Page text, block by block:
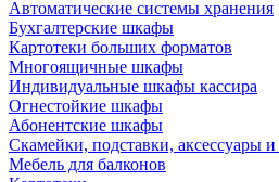
Автоматические системы хранения
Бухгалтерские шкафы
Картотеки больших форматов
Многоящичные шкафы
Индивидуальные шкафы кассира
Огнестойкие шкафы
Абонентские шкафы
Скамейки, подставки, аксессуары
Мебель для балконов